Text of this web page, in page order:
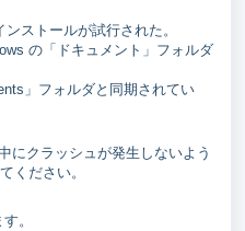
ストールが試行された。
の「ドキュメント」フォルダ
」フォルダと同期されてい
にクラッシュが発生しないよう
ください。
。